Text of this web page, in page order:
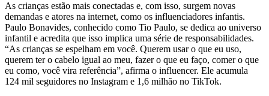
As crianças estão mais conectadas e, com isso, surgem novas
demandas e atores na internet, como os influenciadores infantis.
Paulo Bonavides, conhecido como Tio Paulo, se dedica ao universo
infantil e acredita que isso implica uma série de responsabilidades.
“As crianças se espelham em você. Querem usar o que eu uso,
querem ter o cabelo igual ao meu, fazer o que eu faço, comer o que
eu como, você vira referência”, afirma o influencer. Ele acumula
124 mil seguidores no Instagram e 1,6 milhão no TikTok.